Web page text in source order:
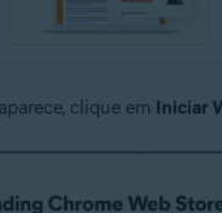
clique em Iniciar